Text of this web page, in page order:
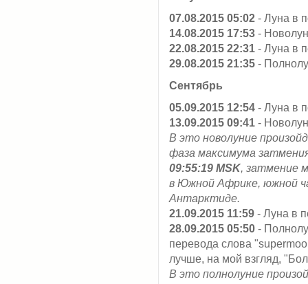
07.08.2015 05:02 - Луна в
14.08.2015 17:53 -
22.08.2015 22:31 - Луна в
29.08.2015 21:35 -
Сентябрь
05.09.2015 12:54 - Луна в
13.09.2015 09:41 -
В это новолуние
фаза максимума
09:55:19 MSK, затмение
в Южной Африке, южной
Антарктиде.
21.09.2015 11:59 - Луна в
28.09.2015 05:50 -
перевода слова
лучше, на мой взгляд,
В это полнолуние